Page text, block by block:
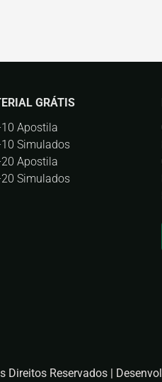
GRÁTIS
10 Apostila
10 Simulados
20 Apostila
20 Simulados
Direitos Reservados |